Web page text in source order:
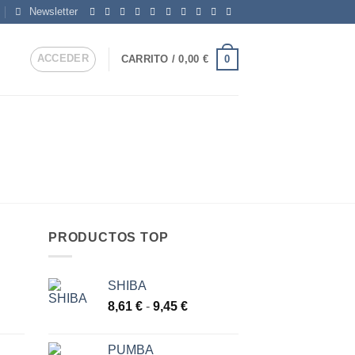
Newsletter
ACCEDER CARRITO /0,00 € 0
PRODUCTOS TOP
SHIBA
8,61 € - 9,45 €Rango
PUMBA